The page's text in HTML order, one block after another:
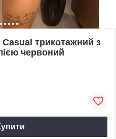
трикотажний з
червоний